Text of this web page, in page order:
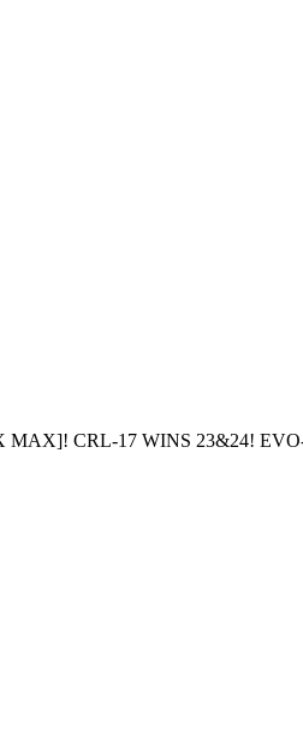
MAX]! CRL-17 WINS 23&24!